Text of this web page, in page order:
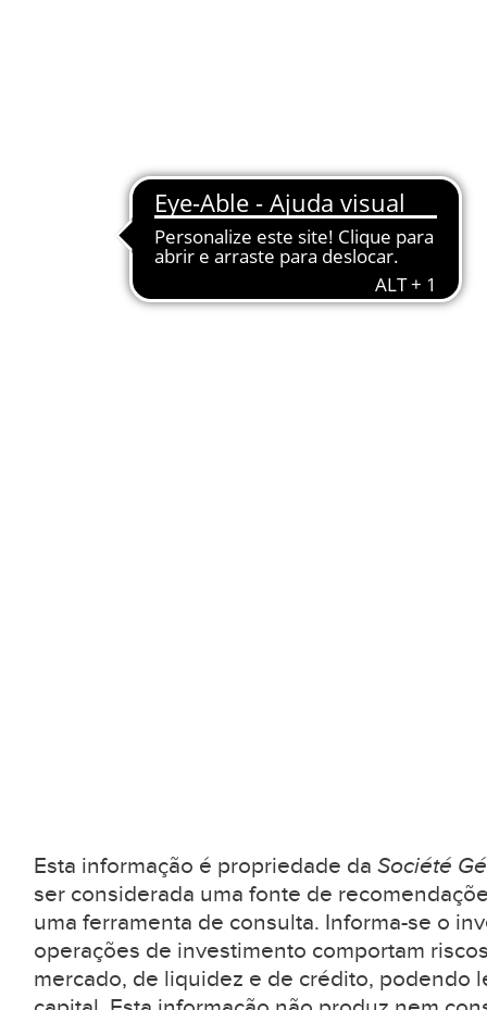
Esta informação é propriedade da Société
ser considerada uma fonte de
uma ferramenta de consulta. Informa-se o
operações de investimento comportam
mercado, de liquidez e de crédito, podendo